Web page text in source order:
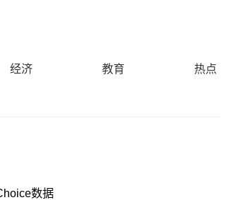
经济 教育 热点
数据